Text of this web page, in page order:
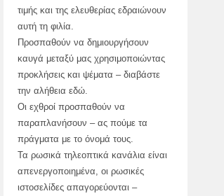
τιμής και της ελευθερίας εδραιώνουν
αυτή τη φιλία.
Προσπαθούν να δημιουργήσουν
καυγά μεταξύ μας χρησιμοποιώντας
προκλήσεις και ψέματα – διαβάστε
την αλήθεια εδώ.
Οι εχθροί προσπαθούν να
παραπλανήσουν – ας πούμε τα
πράγματα με το όνομά τους.
Τα ρωσικά τηλεοπτικά κανάλια είναι
απενεργοποιημένα, οι ρωσικές
ιστοσελίδες απαγορεύονται –